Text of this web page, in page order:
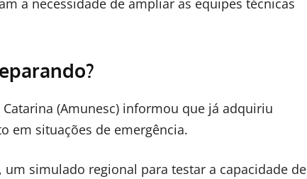
a necessidade de ampliar as equipes técnicas
(Amunesc) informou que já adquiriu
em situações de emergência.
simulado regional para testar a capacidade de